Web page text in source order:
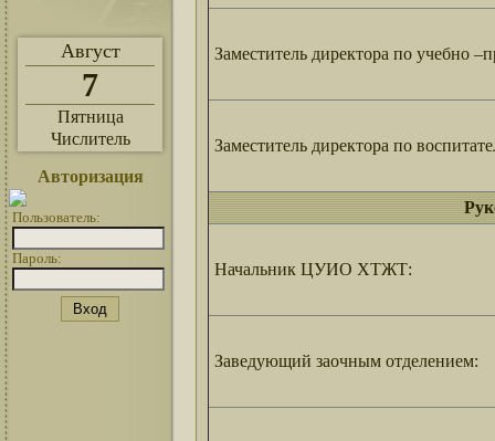
Август
7
Пятница
Числитель
Авторизация
Пользователь:
Пароль:
Заместитель директора по учебно
Заместитель директора по
Начальник ЦУИО ХТЖТ:
Заведующий заочным отделением: